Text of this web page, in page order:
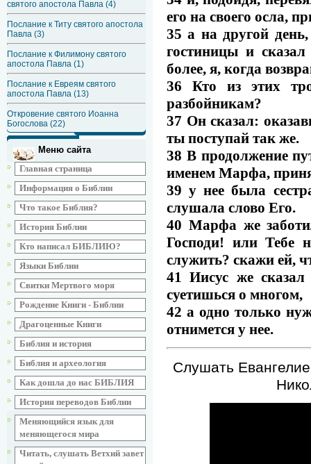
святого апостола Павла (4)
Послание к Титу святого апостола
Павла (3)
Послание к Филимону святого
апостола Павла (1)
Послание к Евреям святого
апостола Павла (13)
Откровение святого Иоанна
Богослова (22)
Меню сайта
Главная страница
Информация о Библии
Что такое Библия?
История Библии
Кто написал БИБЛИЮ?
Языки Библии
Свитки Мертвого моря
Рождение Книги - Библии
Драгоценные Книги
Библия и история
Библия и археология
Как дошла до нас БИБЛИЯ
История переводов Библии
Меняющийся язык для
меняющегося мира
Читать, слушать Ветхий завет
его на своего осла,
35 а на другой
гостиницы и
более, я, когда
36 Кто из этих
разбойникам?
37 Он сказал:
ты поступай так же.
38 В продолжение
именем Марфа,
39 у нее была
слушала слово Его.
40 Марфа же
Господи! или Тебе
служить? скажи ей,
41 Иисус же
суетишься о многом,
42 а одно только
отнимется у нее.
Слушать